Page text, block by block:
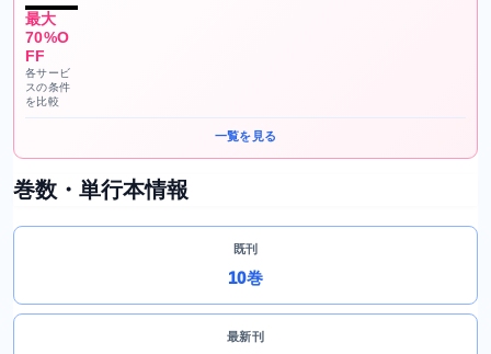
最大
70%O
FF
各サービ
スの条件
を比較
一覧を見る
巻数・単行本情報
既刊
10巻
最新刊